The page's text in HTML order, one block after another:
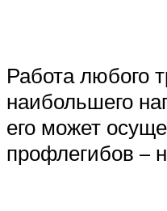
Работа любого
наибольшего
его может
профлегибов –